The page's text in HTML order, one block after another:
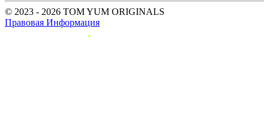
© 2023 - 2026 TOM YUM ORIGINALS
Правовая Информация